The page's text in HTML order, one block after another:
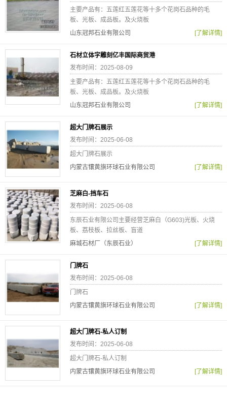
主要产品有：五莲红五莲花等十多个花岗石品种的毛
板、光板、成品板。及火烧板
山东冠邦石业有限公司
[了解详情]
石材立体字雕刻亿丰国际商贸港
发布时间：2025-08-09
主要产品有：五莲红五莲花等十多个花岗石品种的毛
板、光板、成品板。及火烧板
山东冠邦石业有限公司
[了解详情]
超大门牌石展示
发布时间：2025-06-08
超大门牌石展示
内蒙古镶黄旗环球石业有限公司
[了解详情]
芝麻白-挡车石
发布时间：2025-06-08
东辰石业有限公司主要经营芝麻白（G603)光板、火烧
板、荔枝板、拉丝板、盲道
麻城石材厂（东辰石业）
[了解详情]
门牌石
发布时间：2025-06-08
门牌石
内蒙古镶黄旗环球石业有限公司
[了解详情]
超大门牌石-私人订制
发布时间：2025-06-08
超大门牌石-私人订制
内蒙古镶黄旗环球石业有限公司
[了解详情]